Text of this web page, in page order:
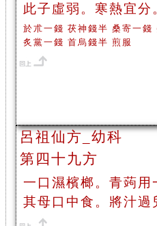
此子虛弱。寒熱宜分
於朮一錢 茯神錢半 桑寄一錢
炙黨一錢 首烏錢半 煎服
呂祖仙方_幼科
第四十九方
一口濕檳榔。青蒟用
其母口中食。將汁過